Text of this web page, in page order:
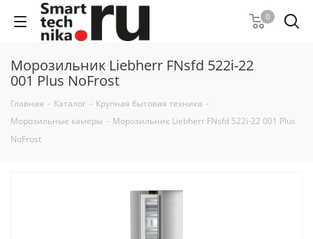
0
Морозильник Liebherr FNsfd 522i-22
001 Plus NoFrost
Главная - Каталог - Крупная бытовая техника -
Морозильные камеры - Морозильник Liebherr FNsfd 522i-22 001 Plus
NoFrost